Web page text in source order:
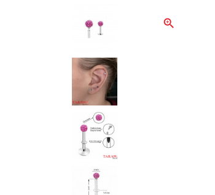
zoom_in